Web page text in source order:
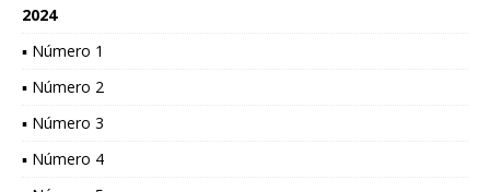
2024
▪ Número 1
▪ Número 2
▪ Número 3
▪ Número 4